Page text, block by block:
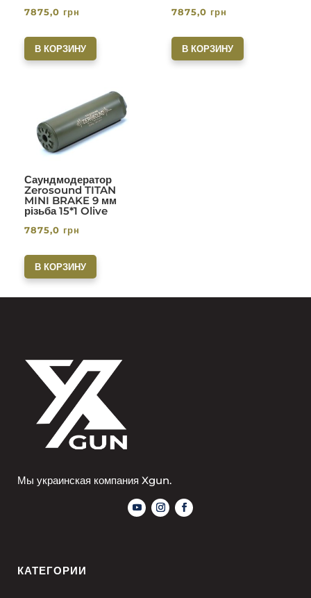
7875,0 грн
В КОРЗИНУ
7875,0 грн
В КОРЗИНУ
Саундмодератор
Zerosound TITAN
MINI BRAKE 9 мм
різьба 15*1 Olive
7875,0 грн
В КОРЗИНУ
Мы украинская компания Xgun.
КАТЕГОРИИ